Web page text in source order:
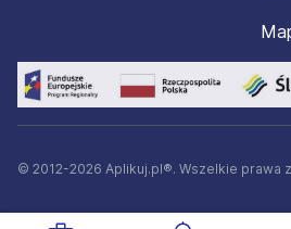
© 2012-2026 Aplikuj.pl®. Wszelkie prawa